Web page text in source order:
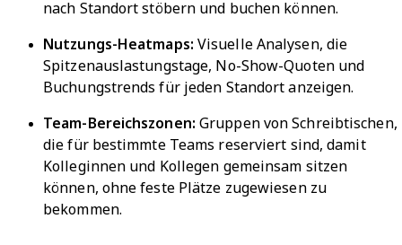
nach Standort stöbern und buchen können.
Nutzungs-Heatmaps: Visuelle Analysen, die
Spitzenauslastungstage, No-Show-Quoten und
Buchungstrends für jeden Standort anzeigen.
Team-Bereichszonen: Gruppen von Schreibtischen,
die für bestimmte Teams reserviert sind, damit
Kolleginnen und Kollegen gemeinsam sitzen
können, ohne feste Plätze zugewiesen zu
bekommen.